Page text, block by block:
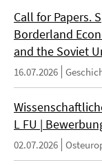
Call for Papers.
Borderland
and the Soviet
16.07.2026
L FU |
02.07.2026